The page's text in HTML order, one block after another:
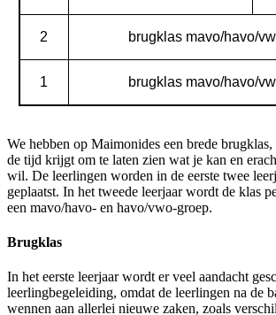
2 brugklas mavo/havo/
1 brugklas mavo/havo/
We hebben op Maimonides een brede
de tijd krijgt om te laten zien wat je kan en
wil. De leerlingen worden in de eerste twee
geplaatst. In het tweede leerjaar wordt de klas
een mavo/havo- en havo/vwo-groep.
Brugklas
In het eerste leerjaar wordt er veel aandacht
leerlingbegeleiding, omdat de leerlingen na de
wennen aan allerlei nieuwe zaken, zoals